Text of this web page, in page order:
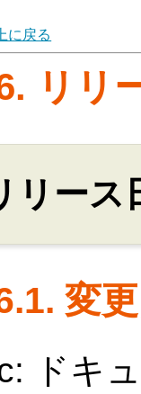
上に戻る
リリ
リース
変
ドキ